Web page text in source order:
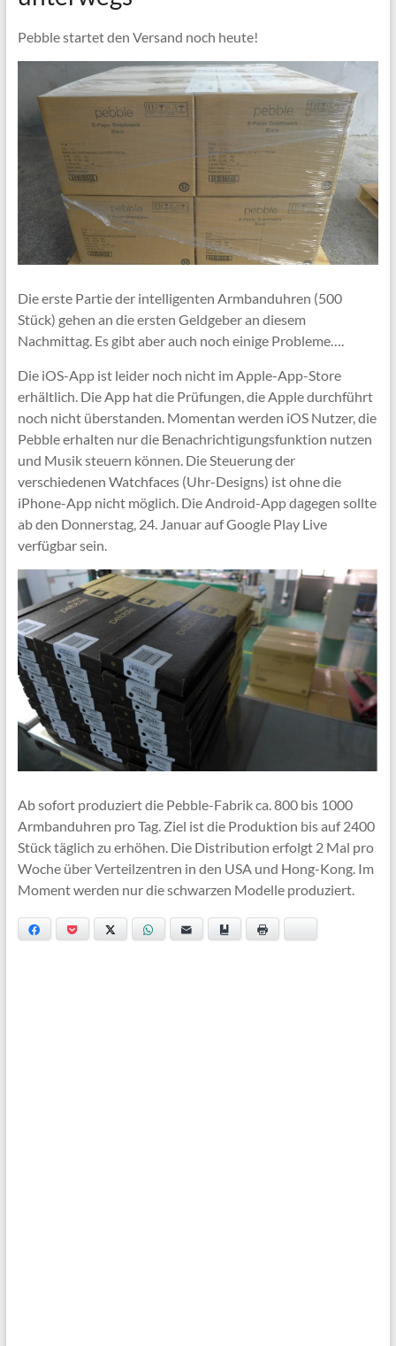
Pebble startet den Versand noch heute!
Die erste Partie der intelligenten Armbanduhren (500
Stück) gehen an die ersten Geldgeber an diesem
Nachmittag. Es gibt aber auch noch einige Probleme….
Die iOS-App ist leider noch nicht im Apple-App-Store
erhältlich. Die App hat die Prüfungen, die Apple durchführt
noch nicht überstanden. Momentan werden iOS Nutzer, die
Pebble erhalten nur die Benachrichtigungsfunktion nutzen
und Musik steuern können. Die Steuerung der
verschiedenen Watchfaces (Uhr-Designs) ist ohne die
iPhone-App nicht möglich. Die Android-App dagegen sollte
ab den Donnerstag, 24. Januar auf Google Play Live
verfügbar sein.
Ab sofort produziert die Pebble-Fabrik ca. 800 bis 1000
Armbanduhren pro Tag. Ziel ist die Produktion bis auf 2400
Stück täglich zu erhöhen. Die Distribution erfolgt 2 Mal pro
Woche über Verteilzentren in den USA und Hong-Kong. Im
Moment werden nur die schwarzen Modelle produziert.
Facebook Pocket Twitter WhatsApp Bookmark